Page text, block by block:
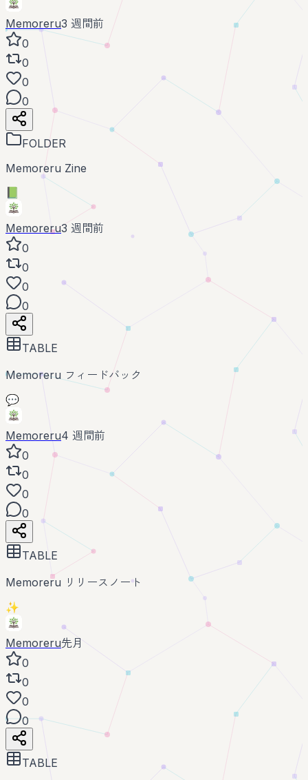
Memoreru3 週間前
0
0
0
0
FOLDER
Memoreru Zine
📗
Memoreru3 週間前
0
0
0
0
TABLE
Memoreru フィードバック
💬
Memoreru4 週間前
0
0
0
0
TABLE
Memoreru リリースノート
✨
Memoreru先月
0
0
0
0
TABLE